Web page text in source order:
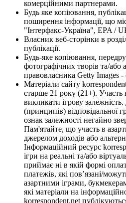
комерційними партнерами.
Будь яке копіювання,
поширення інформації, що
"Інтерфакс-Україна", EPA /
Власник веб-сторінки в
публікації.
Будь-яке копіювання,
фотографічних творів та/або
правовласника Getty Images -
Матеріали сайту
старше 21 року (21+). Участь
викликати ігрову
(принципів) відповідальної
ознак залежності негайно
Пам'ятайте, що участь в
джерелом доходів або
Інформаційний ресурс
ігри на реальні та/або
приймає ні в якій формі
платежів, які пов’язані/
азартними іграми,
які матеріали на
korrespondent.net